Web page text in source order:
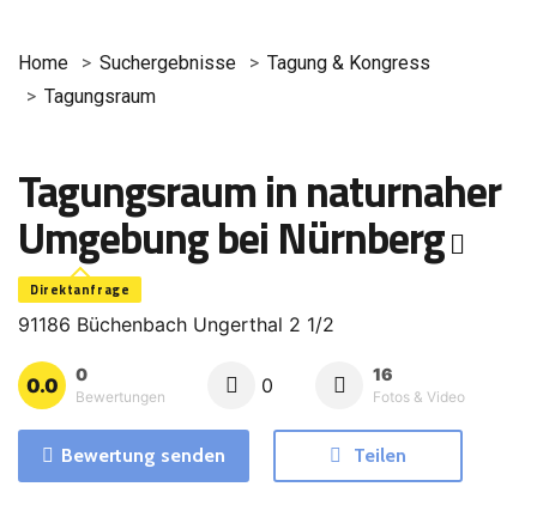
Home Suchergebnisse
Tagung & Kongress
Tagungsraum
Tagungsraum in naturnaher
Umgebung bei Nürnberg
Direktanfrage
91186 Büchenbach Ungerthal 2 1/2
0.0 0
Bewertungen 0 16
Fotos & Video
Bewertung senden Teilen